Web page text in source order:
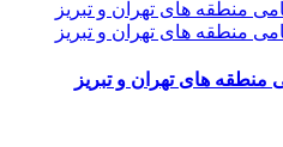
منطقه های تهران و تبریز